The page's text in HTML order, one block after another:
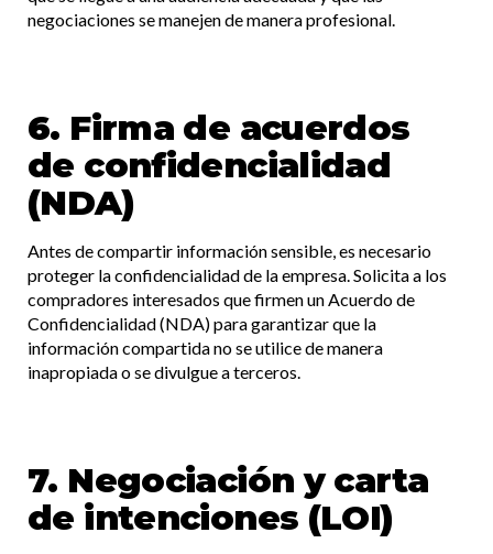
negociaciones se manejen de manera profesional.​
6. Firma de acuerdos
de confidencialidad
(NDA)
Antes de compartir información sensible, es necesario
proteger la confidencialidad de la empresa. Solicita a los
compradores interesados que firmen un Acuerdo de
Confidencialidad (NDA) para garantizar que la
información compartida no se utilice de manera
inapropiada o se divulgue a terceros.​
7. Negociación y carta
de intenciones (LOI)